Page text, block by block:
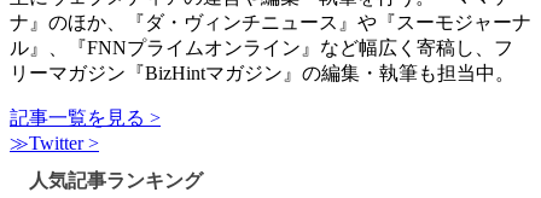
ナ』のほか、『ダ・ヴィンチニュース』や『スーモジャーナ
ル』、『FNNプライムオンライン』など幅広く寄稿し、フ
リーマガジン『BizHintマガジン』の編集・執筆も担当中。
記事一覧を見る >
≫Twitter >
人気記事ランキング